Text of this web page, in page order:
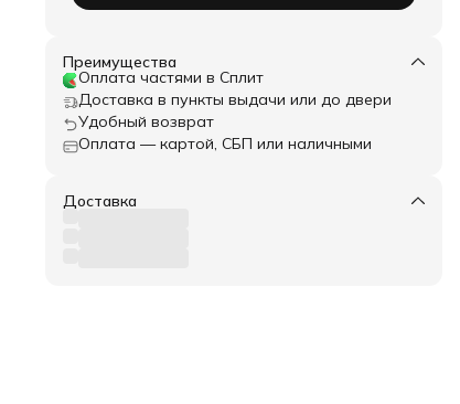
Преимущества
Оплата частями в Сплит
Доставка в пункты выдачи или до двери
Удобный возврат
Оплата — картой, СБП или наличными
Доставка